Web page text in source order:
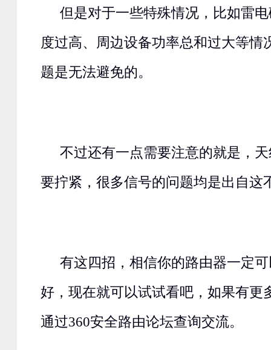
但是对于一些特殊情况，比如雷
度过高、周边设备功率总和过大等情
题是无法避免的。
不过还有一点需要注意的就是，
要拧紧，很多信号的问题均是出自这
有这四招，相信你的路由器一定
好，现在就可以试试看吧，如果有更
通过360安全路由论坛查询交流。